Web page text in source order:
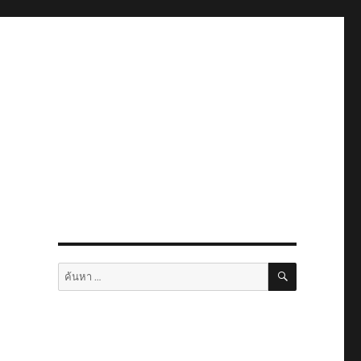
ค้นหา: ค้นหา